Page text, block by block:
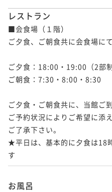
レストラン
■会食場（１階）
ご夕食、ご朝食共に会食場に
ご夕食：18:00・19:00（2部制
ご朝食：7:30・8:00・8:30
ご夕食・ご朝食共に、当館ご
ご予約状況によりご希望に添
ご了承下さい。
★平日は、基本的に夕食は18
す
お風呂